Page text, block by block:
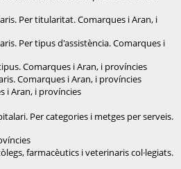
Per titularitat. Comarques i Aran, i
Per tipus d'assistència. Comarques i
Comarques i Aran, i províncies
Comarques i Aran, i províncies
i Aran, i províncies
Per categories i metges per serveis.
farmacèutics i veterinaris col·legiats.